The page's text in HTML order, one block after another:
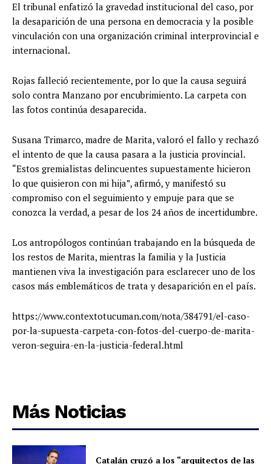
El tribunal enfatizó la gravedad institucional del caso, por
la desaparición de una persona en democracia y la posible
vinculación con una organización criminal interprovincial e
internacional.
Rojas falleció recientemente, por lo que la causa seguirá
solo contra Manzano por encubrimiento. La carpeta con
las fotos continúa desaparecida.
Susana Trimarco, madre de Marita, valoró el fallo y rechazó
el intento de que la causa pasara a la justicia provincial.
“Estos gremialistas delincuentes supuestamente hicieron
lo que quisieron con mi hija”, afirmó, y manifestó su
compromiso con el seguimiento y empuje para que se
conozca la verdad, a pesar de los 24 años de incertidumbre.
Los antropólogos continúan trabajando en la búsqueda de
los restos de Marita, mientras la familia y la Justicia
mantienen viva la investigación para esclarecer uno de los
casos más emblemáticos de trata y desaparición en el país.
https://www.contextotucuman.com/nota/384791/el-caso-
por-la-supuesta-carpeta-con-fotos-del-cuerpo-de-marita-
veron-seguira-en-la-justicia-federal.html
Más Noticias
Catalán cruzó a los “arquitectos de las